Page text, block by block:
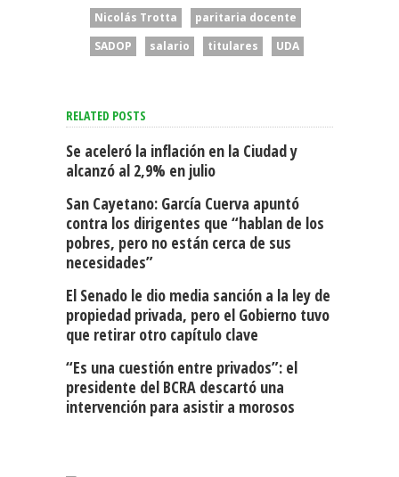
Nicolás Trotta
paritaria docente
SADOP
salario titulares UDA
RELATED POSTS
Se aceleró la inflación en la Ciudad y
alcanzó al 2,9% en julio
San Cayetano: García Cuerva apuntó
contra los dirigentes que “hablan de los
pobres, pero no están cerca de sus
necesidades”
El Senado le dio media sanción a la ley de
propiedad privada, pero el Gobierno tuvo
que retirar otro capítulo clave
“Es una cuestión entre privados”: el
presidente del BCRA descartó una
intervención para asistir a morosos